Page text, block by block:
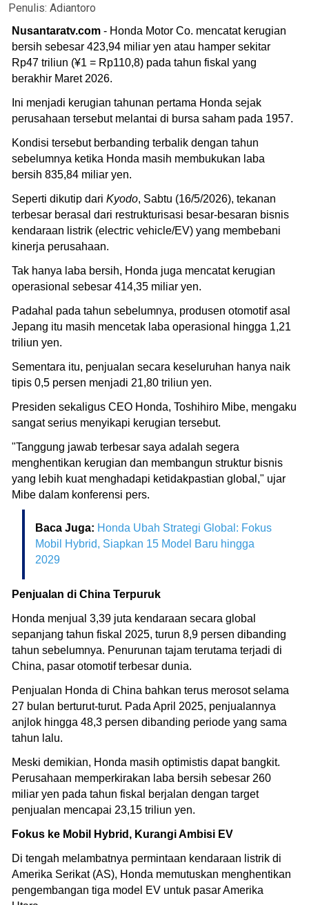
Penulis: Adiantoro
Nusantaratv.com - Honda Motor Co. mencatat kerugian
bersih sebesar 423,94 miliar yen atau hamper sekitar
Rp47 triliun (¥1 = Rp110,8) pada tahun fiskal yang
berakhir Maret 2026.
Ini menjadi kerugian tahunan pertama Honda sejak
perusahaan tersebut melantai di bursa saham pada 1957.
Kondisi tersebut berbanding terbalik dengan tahun
sebelumnya ketika Honda masih membukukan laba
bersih 835,84 miliar yen.
Seperti dikutip dari Kyodo, Sabtu (16/5/2026), tekanan
terbesar berasal dari restrukturisasi besar-besaran bisnis
kendaraan listrik (electric vehicle/EV) yang membebani
kinerja perusahaan.
Tak hanya laba bersih, Honda juga mencatat kerugian
operasional sebesar 414,35 miliar yen.
Padahal pada tahun sebelumnya, produsen otomotif asal
Jepang itu masih mencetak laba operasional hingga 1,21
triliun yen.
Sementara itu, penjualan secara keseluruhan hanya naik
tipis 0,5 persen menjadi 21,80 triliun yen.
Presiden sekaligus CEO Honda, Toshihiro Mibe, mengaku
sangat serius menyikapi kerugian tersebut.
"Tanggung jawab terbesar saya adalah segera
menghentikan kerugian dan membangun struktur bisnis
yang lebih kuat menghadapi ketidakpastian global," ujar
Mibe dalam konferensi pers.
Baca Juga: Honda Ubah Strategi Global: Fokus
Mobil Hybrid, Siapkan 15 Model Baru hingga
2029
Penjualan di China Terpuruk
Honda menjual 3,39 juta kendaraan secara global
sepanjang tahun fiskal 2025, turun 8,9 persen dibanding
tahun sebelumnya. Penurunan tajam terutama terjadi di
China, pasar otomotif terbesar dunia.
Penjualan Honda di China bahkan terus merosot selama
27 bulan berturut-turut. Pada April 2025, penjualannya
anjlok hingga 48,3 persen dibanding periode yang sama
tahun lalu.
Meski demikian, Honda masih optimistis dapat bangkit.
Perusahaan memperkirakan laba bersih sebesar 260
miliar yen pada tahun fiskal berjalan dengan target
penjualan mencapai 23,15 triliun yen.
Fokus ke Mobil Hybrid, Kurangi Ambisi EV
Di tengah melambatnya permintaan kendaraan listrik di
Amerika Serikat (AS), Honda memutuskan menghentikan
pengembangan tiga model EV untuk pasar Amerika